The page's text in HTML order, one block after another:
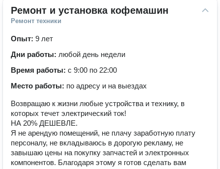
Ремонт и установка кофемашин
Ремонт техники
Опыт: 9 лет
Дни работы: любой день недели
Время работы: с 9:00 по 22:00
Место работы: по адресу и на выездах
Возвращаю к жизни любые устройства и технику, в
которых течет электрический ток!
НА 20% ДЕШЕВЛЕ.
Я не арендую помещений, не плачу заработную плату
персоналу, не вкладываюсь в дорогую рекламу, не
завышаю цены на покупку запчастей и электронных
компонентов. Благодаря этому я готов сделать вам